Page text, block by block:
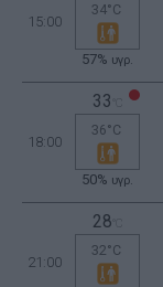
15:00
34°C
57% υγρ.
18:00
33
36°C
50% υγρ.
21:00
28
32°C